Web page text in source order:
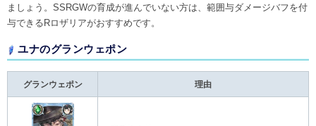
ましょう。SSRGWの育成が進んでいない方は、範囲与ダメージバフを付
与できるRロザリアがおすすめです。
ユナのグランウェポン
グランウェポン 理由